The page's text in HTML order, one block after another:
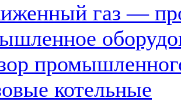
газ —
котельные